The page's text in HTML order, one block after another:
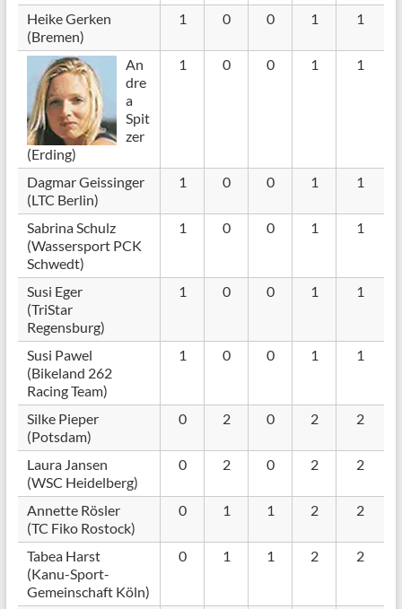
Heike Gerken
(Bremen)
1 0 0 1 1
An
dre
a
Spit
zer
(Erding)
1 0 0 1 1
Dagmar Geissinger
(LTC Berlin)
1 0 0 1 1
Sabrina Schulz
(Wassersport PCK
Schwedt)
1 0 0 1 1
Susi Eger
(TriStar
Regensburg)
1 0 0 1 1
Susi Pawel
(Bikeland 262
Racing Team)
1 0 0 1 1
Silke Pieper
(Potsdam)
0 2 0 2 2
Laura Jansen
(WSC Heidelberg)
0 2 0 2 2
Annette Rösler
(TC Fiko Rostock)
0 1 1 2 2
Tabea Harst
(Kanu-Sport-
Gemeinschaft Köln)
0 1 1 2 2